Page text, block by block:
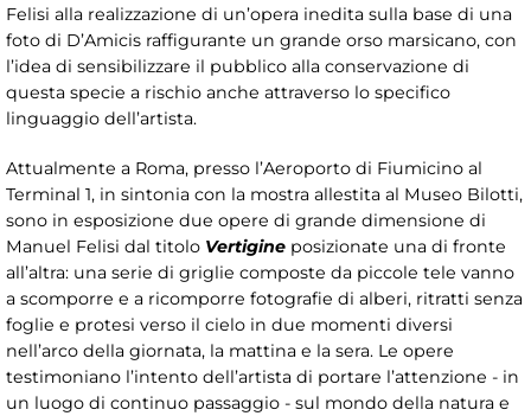
Felisi alla realizzazione di un’opera inedita sulla base di una
foto di D’Amicis raffigurante un grande orso marsicano, con
l’idea di sensibilizzare il pubblico alla conservazione di
questa specie a rischio anche attraverso lo specifico
linguaggio dell’artista.
Attualmente a Roma, presso l’Aeroporto di Fiumicino al
Terminal 1, in sintonia con la mostra allestita al Museo Bilotti,
sono in esposizione due opere di grande dimensione di
Manuel Felisi dal titolo Vertigine posizionate una di fronte
all’altra: una serie di griglie composte da piccole tele vanno
a scomporre e a ricomporre fotografie di alberi, ritratti senza
foglie e protesi verso il cielo in due momenti diversi
nell’arco della giornata, la mattina e la sera. Le opere
testimoniano l’intento dell’artista di portare l’attenzione - in
un luogo di continuo passaggio - sul mondo della natura e